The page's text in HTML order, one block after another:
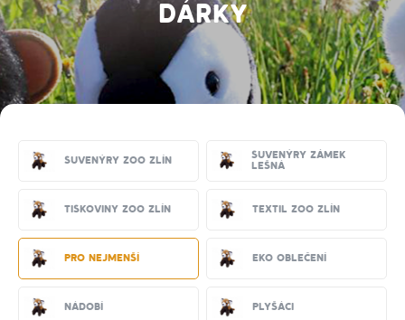
DÁRKY
Suvenýry Zoo Zlín
Suvenýry zámek
Lešná
Tiskoviny Zoo Zlín Textil Zoo Zlín
Pro nejmenší EKO oblečení
Nádobí Plyšáci